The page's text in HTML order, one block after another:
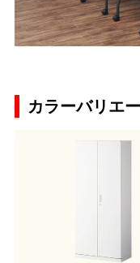
カラーバリエ